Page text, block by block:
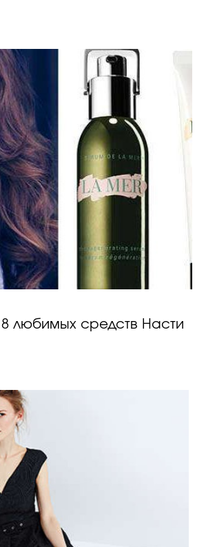
8 любимых средств Насти